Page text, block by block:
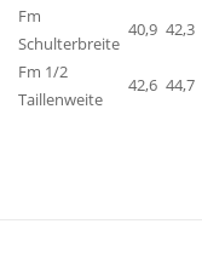
Fm
Schulterbreite
40,9 42,3
Fm 1/2
Taillenweite
42,6 44,7